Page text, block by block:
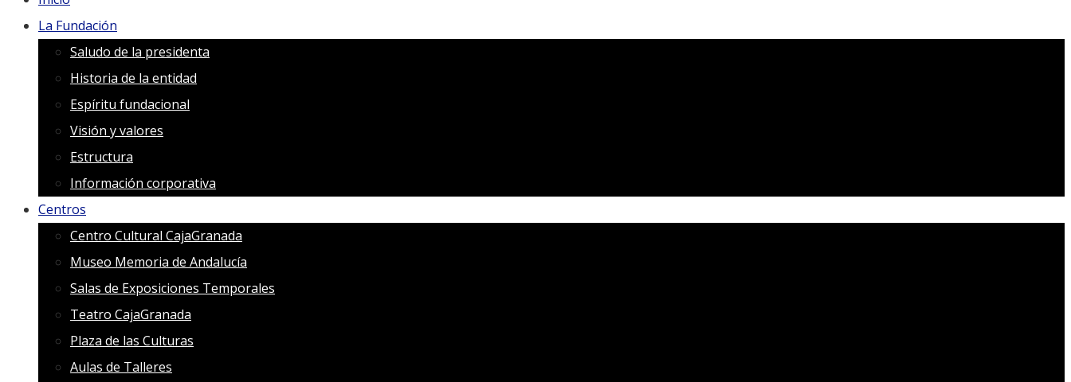
La Fundación
Saludo de la presidenta
Historia de la entidad
Espíritu fundacional
Visión y valores
Estructura
Información corporativa
Centros
Centro Cultural CajaGranada
Museo Memoria de Andalucía
Salas de Exposiciones Temporales
Teatro CajaGranada
Plaza de las Culturas
Aulas de Talleres